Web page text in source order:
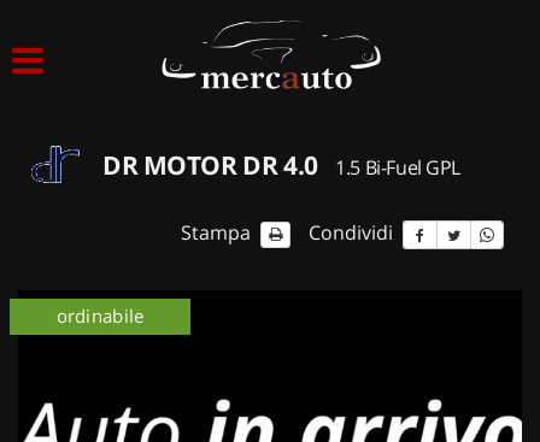
ACQUISTIAMO USATO
NOLEGGIO AUTO
DR MOTOR DR 4.0 1.5 Bi-Fuel GPL
Stampa Condividi
ordinabile